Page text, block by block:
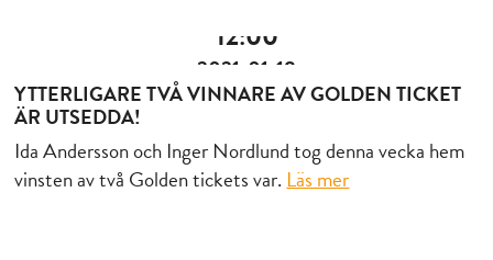
12:00
2021-01-18
YTTERLIGARE TVÅ VINNARE AV GOLDEN TICKET
ÄR UTSEDDA!
Ida Andersson och Inger Nordlund tog denna vecka hem
vinsten av två Golden tickets var. Läs mer